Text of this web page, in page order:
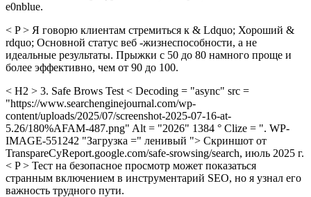
e0nblue.
< P > Я говорю клиентам стремиться к & Ldquo; Хороший &
rdquo; Основной статус веб -жизнеспособности, а не
идеальные результаты. Прыжки с 50 до 80 намного проще и
более эффективно, чем от 90 до 100.
< H2 > 3. Safe Brows Test < Decoding = "async" src =
"https://www.searchenginejournal.com/wp-
content/uploads/2025/07/screenshot-2025-07-16-at-
5.26/180%AFAM-487.png" Alt = "2026" 1384 ° Clize = ". WP-
IMAGE-551242 "Загрузка =" ленивый "> Скриншот от
TranspareCyReport.google.com/safe-srowsing/search, июль 2025 г.
< P > Тест на безопасное просмотр может показаться
странным включением в инструментарий SEO, но я узнал его
важность трудного пути.